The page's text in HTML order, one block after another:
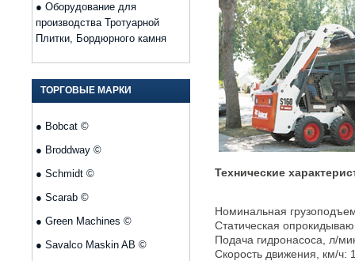
● Оборудование для
производства Тротуарной
Плитки, Бордюрного камня
ТОРГОВЫЕ МАРКИ
● Bobcat ©
● Broddway ©
● Schmidt ©
● Scarab ©
● Green Machines ©
● Savalco Maskin AB ©
Технические
Номинальная
Статическая
Подача гидронасоса, л/
Скорость движения, км/ч: